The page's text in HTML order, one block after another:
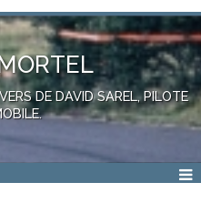
DE DAVID SAREL, PILOTE